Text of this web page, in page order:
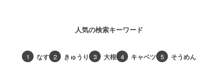
人気の検索キーワード
1 なす 2 きゅうり 3 大根 4 キャベツ 5 そうめん